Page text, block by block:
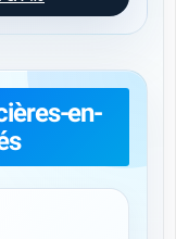
en-